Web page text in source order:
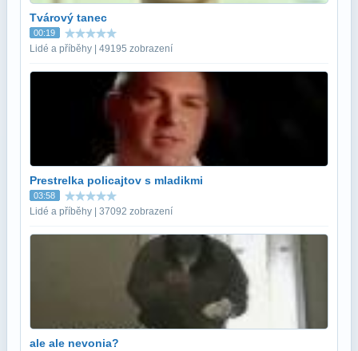
Tvárový tanec
00:19
Lidé a příběhy | 49195 zobrazení
Prestrelka policajtov s mladikmi
03:58
Lidé a příběhy | 37092 zobrazení
ale ale nevonia?